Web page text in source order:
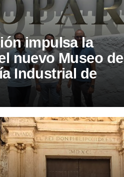
impulsa la
nuevo Museo de
Industrial de